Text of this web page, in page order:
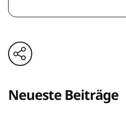
Neueste Beiträge